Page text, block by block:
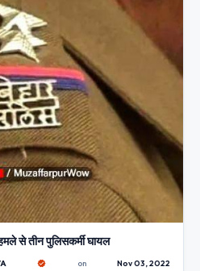
से तीन पुलिसकर्मी घायल
on Nov 03, 2022